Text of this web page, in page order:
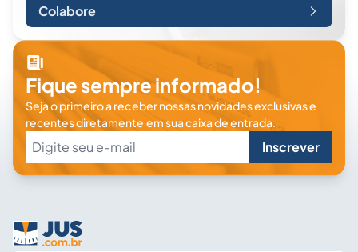
Colabore
Fique sempre informado!
Seja o primeiro a receber nossas novidades exclusivas e
recentes diretamente em sua caixa de entrada.
Inscrever